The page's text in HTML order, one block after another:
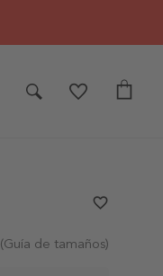
(Guía de tamaños)
favorite_border